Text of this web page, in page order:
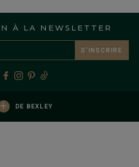
À LA NEWSLETTER
S’INSCRIRE
+ DE BEXLEY